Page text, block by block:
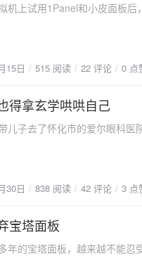
上试用1Panel和小皮面板后
15日 515 阅读 22 评论 0 点
得拿玄学哄哄自己
子去了怀化市的爱尔眼科医院
30日 838 阅读 42 评论 3 点
宝塔面板
的宝塔面板，越来越不能忍